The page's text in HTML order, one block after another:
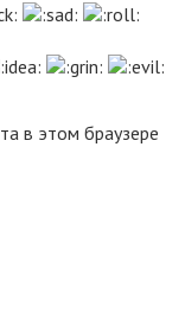
в этом браузере